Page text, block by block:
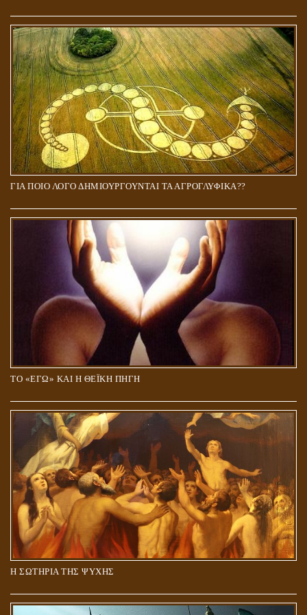
ΓΙΑ ΠΟΙΟ ΛΟΓΟ ΔΗΜΙΟΥΡΓΟΥΝΤΑΙ ΤΑ ΑΓΡΟΓΛΥΦΙΚΑ??
ΤΟ «ΕΓΩ» ΚΑΙ Η ΘΕΪΚΗ ΠΗΓΗ
Η ΣΩΤΗΡΙΑ ΤΗΣ ΨΥΧΗΣ